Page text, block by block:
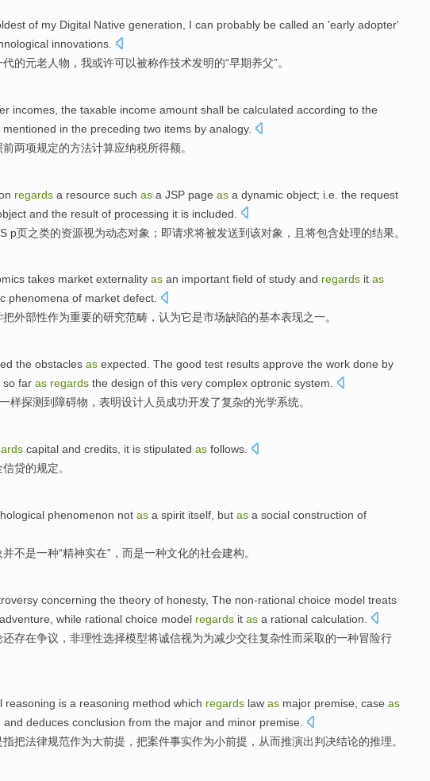
of my Digital Native generation I can probably be called an 'early adopter'
innovations
代的元老人物， 我或许可以被称作技术发明的“早期养父”。
incomes , the taxable income amount shall be calculated according to the
mentioned in the preceding two items by analogy.
前两项规定的方法计算应纳税所得额。
regards a resource such as a JSP page as a dynamic object; i.e. the request
and the result of processing it is included
p页之类的资源视为动态对象 ； 即请求将被发送到该对象， 且将包含处理的结果。
takes market externality as an important field of study and regards it as
phenomena of market defect.
把外部性作为重要的研究范畴 ， 认为它是市场缺陷的基本表现之一。
the obstacles as expected . The good test results approve the work done by
so far as regards the design of this very complex optronic system
一样探测到 障碍物 ， 表明设计人员成功开发了复杂的光学系统。
capital and credits , it is stipulated as follows.
信贷的规定。
phenomenon not as a spirit itself, but as a social construction of
并不是一种“精神实在”， 而是一种文化的社会建构。
concerning the theory of honesty, The non-rational choice model treats
adventure while rational choice model regards it as a rational calculation.
还存在争议 ， 非理性选择模型将诚信视为为减少交往复杂性而采取的一种冒险行
reasoning is a reasoning method which regards law as major premise, case as
and deduces conclusion from the major and minor premise.
指把法律规范作为大前提 ，把案件事实作为小前提 ，从而推演出判决结论的推理。